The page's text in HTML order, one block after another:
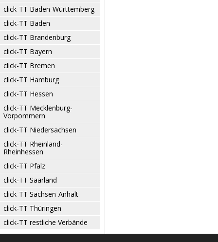
click-TT Baden-Württemberg
click-TT Baden
click-TT Brandenburg
click-TT Bayern
click-TT Bremen
click-TT Hamburg
click-TT Hessen
click-TT Mecklenburg-
Vorpommern
click-TT Niedersachsen
click-TT Rheinland-
Rheinhessen
click-TT Pfalz
click-TT Saarland
click-TT Sachsen-Anhalt
click-TT Thüringen
click-TT restliche Verbände